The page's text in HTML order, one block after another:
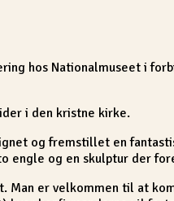
hos Nationalmuseet i
i den kristne kirke.
og fremstillet en
og en skulptur der
er velkommen til at